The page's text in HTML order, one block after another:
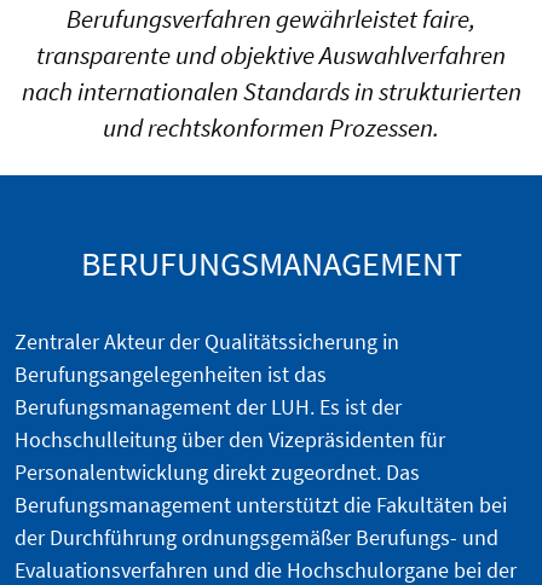
Berufungsverfahren gewährleistet faire,
transparente und objektive Auswahlverfahren
nach internationalen Standards in strukturierten
und rechtskonformen Prozessen.
BERUFUNGSMANAGEMENT
Zentraler Akteur der Qualitätssicherung in
Berufungsangelegenheiten ist das
Berufungsmanagement der LUH. Es ist der
Hochschulleitung über den Vizepräsidenten für
Personalentwicklung direkt zugeordnet. Das
Berufungsmanagement unterstützt die Fakultäten bei
der Durchführung ordnungsgemäßer Berufungs- und
Evaluationsverfahren und die Hochschulorgane bei der